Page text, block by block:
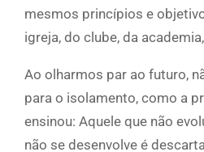
mesmos princípios e
igreja, do clube, da
Ao olharmos par ao futuro,
para o isolamento, como a
ensinou: Aquele que não
não se desenvolve é